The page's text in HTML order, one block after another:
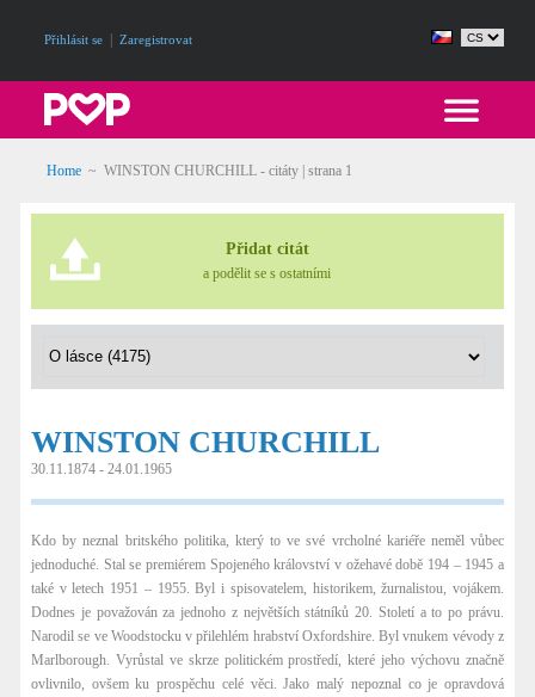
Přihlásit se Zaregistrovat
Home ~ WINSTON CHURCHILL - citáty | strana 1
Přidat citát
a podělit se s ostatními
WINSTON CHURCHILL
30.11.1874 - 24.01.1965
Kdo by neznal britského politika, který to ve své vrcholné kariéře neměl vůbec
jednoduché. Stal se premiérem Spojeného království v ožehavé době 194 – 1945 a
také v letech 1951 – 1955. Byl i spisovatelem, historikem, žurnalistou, vojákem.
Dodnes je považován za jednoho z největších státníků 20. Století a to po právu.
Narodil se ve Woodstocku v přilehlém hrabství Oxfordshire. Byl vnukem vévody z
Marlborough. Vyrůstal ve skrze politickém prostředí, které jeho výchovu značně
ovlivnilo, ovšem ku prospěchu celé věci. Jako malý nepoznal co je opravdová